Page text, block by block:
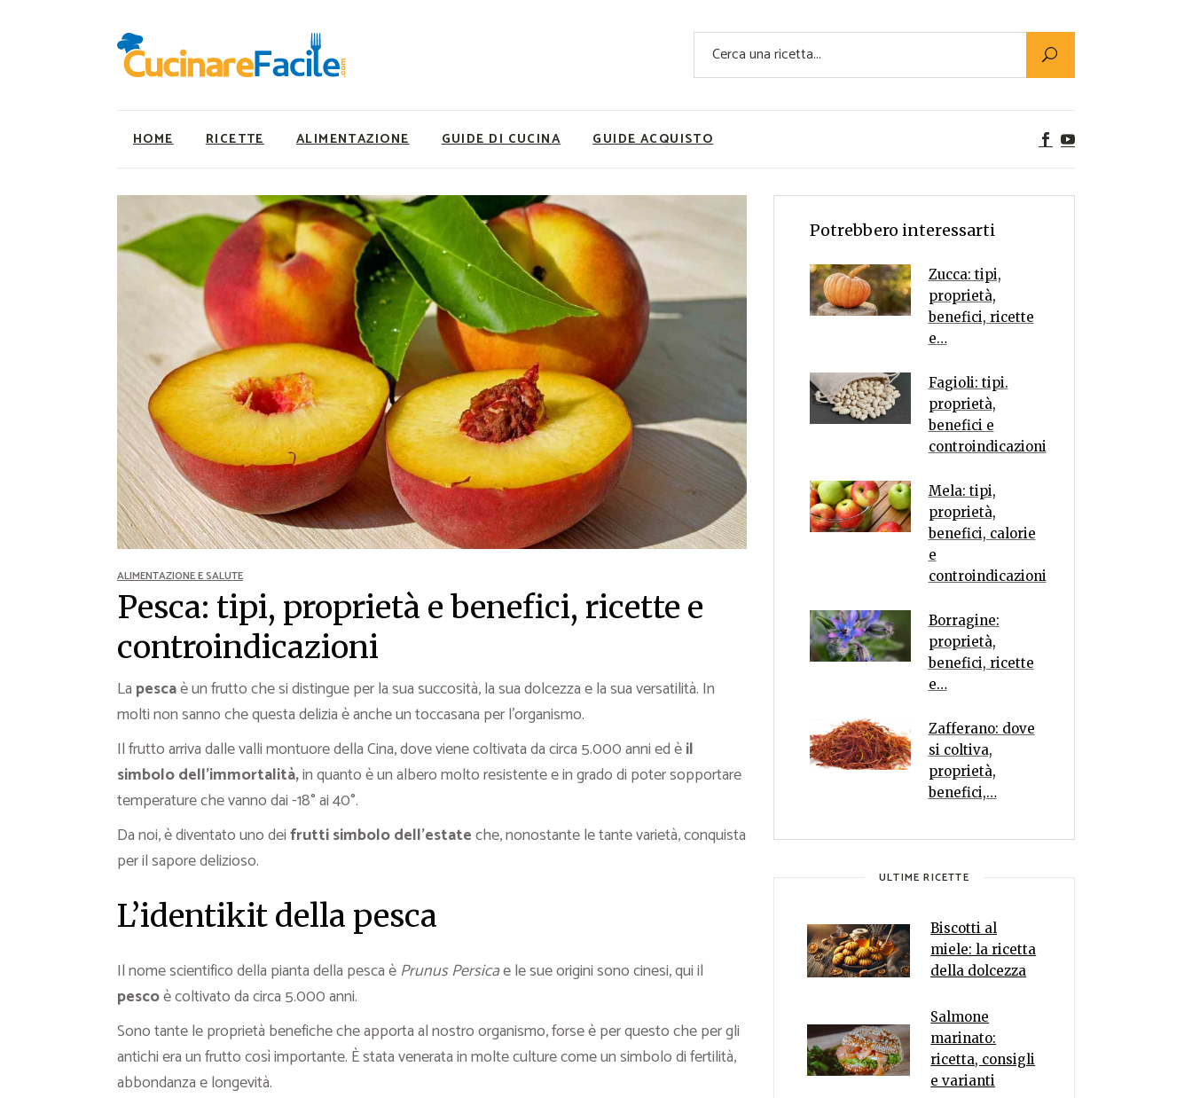
Cerca
HOME RICETTE
Ricette Facili e Veloci
Ricette Primi Piatti
Ricette Antipasti
Ricette Dolci
Ricette Carne
Ricette Secondi
Ricette Pizze e Rustici
Ricette Contorni
Ricette Piatti unici
Ricette Pesce
Video Ricette
Ricette per Ingrediente
ALIMENTAZIONE
Utility
Super Alimenti
Nutrizionista a tavola
Ricette Vegetariane
Ricette Vegane
Rumors
GUIDE DI CUCINA GUIDE ACQUISTO
Ricette Facili e Veloci
Ricette Primi Piatti
Ricette Dolci
Ricette Carne
Ricette Secondi
Ricette Contorni
Ricette Pesce
Video Ricette
Ricette per Ingrediente
Utility
Super Alimenti
Ricette Vegetariane
Rumors
ALIMENTAZIONE E SALUTE
Pesca: tipi, proprietà e benefici, ricette e
controindicazioni
La pescaè un frutto che si distingue per la sua succosità, la sua dolcezza e la sua versatilità. In
molti non sanno che questa delizia è anche un toccasana per l’organismo.
Il frutto arriva dalle valli montuore della Cina, dove viene coltivata da circa 5.000 anni ed èil
simbolo dell’immortalità,in quanto è un albero molto resistente e in grado di poter sopportare
temperature che vanno dai -18° ai 40°.
Da noi, è diventato uno deifrutti simbolo dell’estateche, nonostante le tante varietà, conquista
per il sapore delizioso.
L’identikit della pesca
Il nome scientifico della pianta della pesca èPrunus Persicae le sue origini sono cinesi, qui il
pescoè coltivato da circa 5.000 anni.
Sono tante le proprietà benefiche che apporta al nostro organismo, forse è per questo che per gli
antichi era un frutto così importante. È stata venerata in molte culture come un simbolo di fertilità,
abbondanza e longevità.
Potrebbero interessarti
Zucca: tipi,
proprietà,
benefici, ricette
e…
Fagioli: tipi.
proprietà,
benefici e
controindicazioni
Mela: tipi,
proprietà,
benefici, calorie
e
controindicazioni
Borragine:
proprietà,
benefici, ricette
e…
Zafferano: dove
si coltiva,
proprietà,
benefici,…
ULTIME RICETTE
Biscotti al
miele: la ricetta
della dolcezza
Salmone
marinato:
ricetta, consigli
e varianti